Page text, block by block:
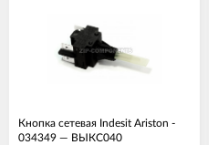
Кнопка сетевая Indesit Ariston -
034349 — ВЫКС040